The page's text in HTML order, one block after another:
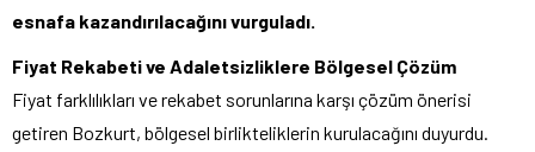
esnafa kazandırılacağını vurguladı.
Fiyat Rekabeti ve Adaletsizliklere Bölgesel Çözüm
Fiyat farklılıkları ve rekabet sorunlarına karşı çözüm önerisi
getiren Bozkurt, bölgesel birlikteliklerin kurulacağını duyurdu.